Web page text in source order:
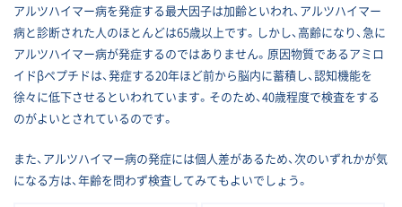
アルツハイマー病を発症する最大因子は加齢といわれ、アルツハイマー
病と診断された人のほとんどは65歳以上です。しかし、高齢になり、急に
アルツハイマー病が発症するのではありません。原因物質であるアミロ
イドβペプチドは、発症する20年ほど前から脳内に蓄積し、認知機能を
徐々に低下させるといわれています。そのため、40歳程度で検査をする
のがよいとされているのです。
また、アルツハイマー病の発症には個人差があるため、次のいずれかが気
になる方は、年齢を問わず検査してみてもよいでしょう。